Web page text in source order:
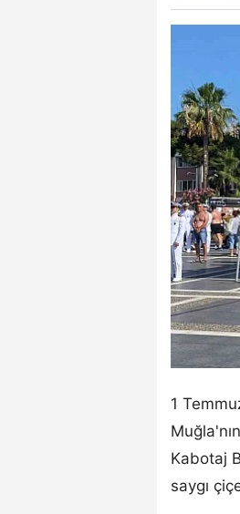
1
Kabotaj
saygı